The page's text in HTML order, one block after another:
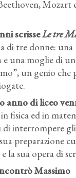
Mozart
scrisseLe tre
di tre donne: una
e una moglie di un
un genio che
anno di liceo
fisica ed in
di interrompere
preparazione
la sua opera di
Massimo